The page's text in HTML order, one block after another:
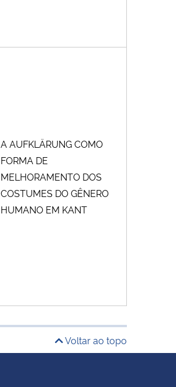
A AUFKLÄRUNG COMO
FORMA DE
MELHORAMENTO DOS
COSTUMES DO GÊNERO
HUMANO EM KANT
Voltar ao topo